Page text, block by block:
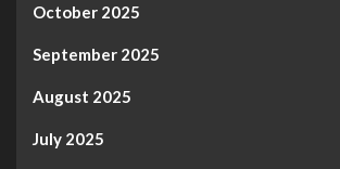
October 2025
September 2025
August 2025
July 2025